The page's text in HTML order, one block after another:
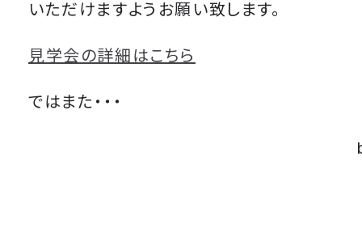
いただけますようお願い致します。
見学会の詳細はこちら
ではまた・・・